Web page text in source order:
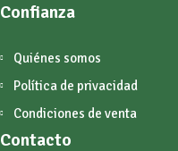
Confianza
Quiénes somos
Política de privacidad
Condiciones de venta
Contacto